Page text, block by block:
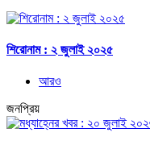
শিরোনাম : ২ জুলাই ২০২৫
আরও
জনপ্রিয়